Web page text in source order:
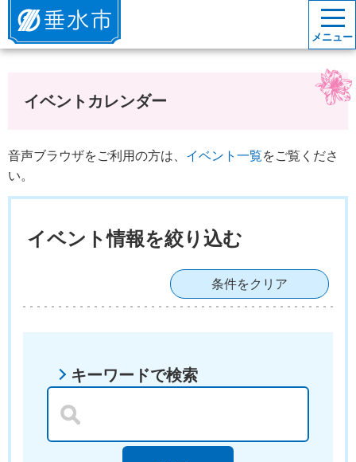
垂水市
メニュー
イベントカレンダー
音声ブラウザをご利用の方は、 イベント一覧をご覧くださ
い。
イベント情報を絞り込む
条件をクリア
キーワードで検索